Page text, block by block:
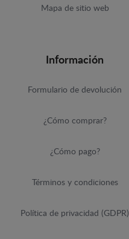
Mapa de sitio web
Información
Formulario de devolución
¿Cómo comprar?
¿Cómo pago?
Términos y condiciones
Política de privacidad (GDPR)